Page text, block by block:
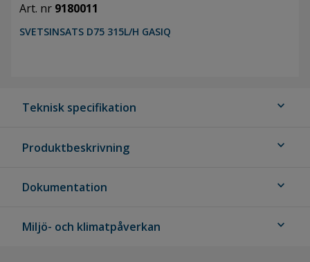
Art. nr 9180011
SVETSINSATS D75 315L/H GASIQ
Teknisk specifikation expand_more
Produktbeskrivning expand_more
Dokumentation expand_more
Miljö- och klimatpåverkan expand_more